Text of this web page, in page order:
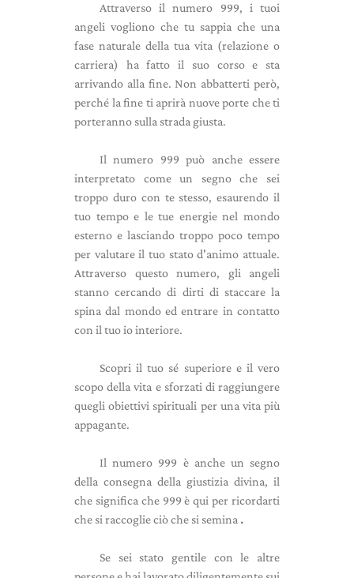
Attraverso il numero 999, i tuoi
angeli vogliono che tu sappia che una
fase naturale della tua vita (relazione o
carriera) ha fatto il suo corso e sta
arrivando alla fine. Non abbatterti però,
perché la fine ti aprirà nuove porte che ti
porteranno sulla strada giusta.
Il numero 999 può anche essere
interpretato come un segno che sei
troppo duro con te stesso, esaurendo il
tuo tempo e le tue energie nel mondo
esterno e lasciando troppo poco tempo
per valutare il tuo stato d'animo attuale.
Attraverso questo numero, gli angeli
stanno cercando di dirti di staccare la
spina dal mondo ed entrare in contatto
con il tuo io interiore.
Scopri il tuo sé superiore e il vero
scopo della vita e sforzati di raggiungere
quegli obiettivi spirituali per una vita più
appagante.
Il numero 999 è anche un segno
della consegna della giustizia divina, il
che significa che 999 è qui per ricordarti
che si raccoglie ciò che si semina .
Se sei stato gentile con le altre